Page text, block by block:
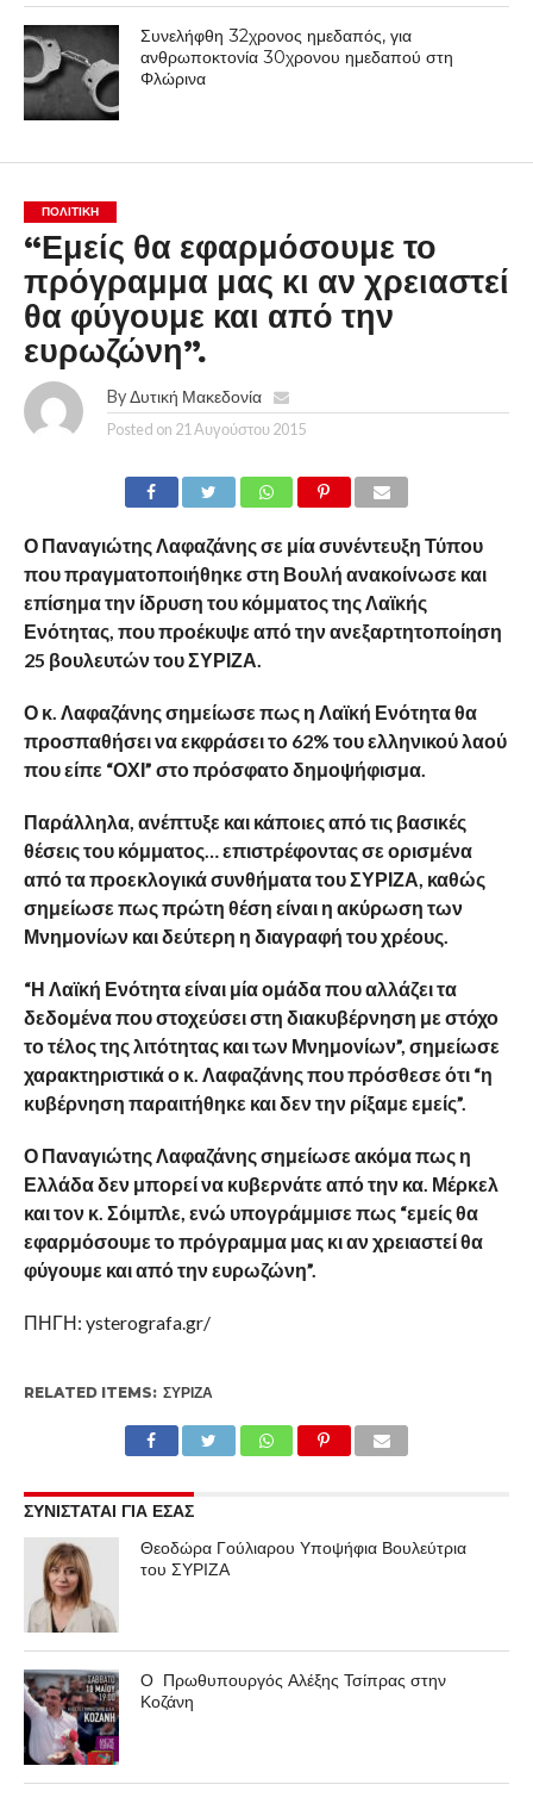
Συνελήφθη 32χρονος ημεδαπός, για
ανθρωποκτονία 30χρονου ημεδαπού στη
Φλώρινα
ΠΟΛΙΤΙΚΉ
“Εμείς θα εφαρμόσουμε το
πρόγραμμα μας κι αν χρειαστεί
θα φύγουμε και από την
ευρωζώνη”.
By Δυτική Μακεδονία
Posted on 21 Αυγούστου 2015
Ο Παναγιώτης Λαφαζάνης σε μία συνέντευξη Τύπου
που πραγματοποιήθηκε στη Βουλή ανακοίνωσε και
επίσημα την ίδρυση του κόμματος της Λαϊκής
Ενότητας, που προέκυψε από την ανεξαρτητοποίηση
25 βουλευτών του ΣΥΡΙΖΑ.
Ο κ. Λαφαζάνης σημείωσε πως η Λαϊκή Ενότητα θα
προσπαθήσει να εκφράσει το 62% του ελληνικού λαού
που είπε “ΟΧΙ” στο πρόσφατο δημοψήφισμα.
Παράλληλα, ανέπτυξε και κάποιες από τις βασικές
θέσεις του κόμματος… επιστρέφοντας σε ορισμένα
από τα προεκλογικά συνθήματα του ΣΥΡΙΖΑ, καθώς
σημείωσε πως πρώτη θέση είναι η ακύρωση των
Μνημονίων και δεύτερη η διαγραφή του χρέους.
“Η Λαϊκή Ενότητα είναι μία ομάδα που αλλάζει τα
δεδομένα που στοχεύσει στη διακυβέρνηση με στόχο
το τέλος της λιτότητας και των Μνημονίων”, σημείωσε
χαρακτηριστικά ο κ. Λαφαζάνης που πρόσθεσε ότι “η
κυβέρνηση παραιτήθηκε και δεν την ρίξαμε εμείς”.
Ο Παναγιώτης Λαφαζάνης σημείωσε ακόμα πως η
Ελλάδα δεν μπορεί να κυβερνάτε από την κα. Μέρκελ
και τον κ. Σόιμπλε, ενώ υπογράμμισε πως “εμείς θα
εφαρμόσουμε το πρόγραμμα μας κι αν χρειαστεί θα
φύγουμε και από την ευρωζώνη”.
ΠΗΓΗ: ysterografa.gr/
RELATED ITEMS: ΣΥΡΙΖΑ
ΣΥΝΙΣΤΑΤΑΙ ΓΙΑ ΕΣΑΣ
Θεοδώρα Γούλιαρου Υποψήφια Βουλεύτρια
του ΣΥΡΙΖΑ
Ο Πρωθυπουργός Αλέξης Τσίπρας στην
Κοζάνη